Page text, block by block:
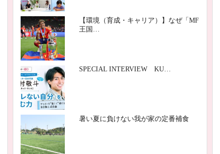
【環境（育成・キャリア）】なぜ「MF
王国…
SPECIAL INTERVIEW KU…
暑い夏に負けない我が家の定番補食